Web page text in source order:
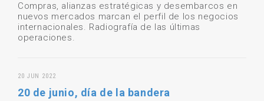
Compras, alianzas estratégicas y desembarcos en
nuevos mercados marcan el perfil de los negocios
internacionales. Radiografía de las últimas
operaciones.
20 JUN 2022
20 de junio, día de la bandera